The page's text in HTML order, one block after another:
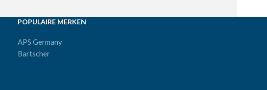
POPULAIRE MERKEN
APS Germany
Bartscher